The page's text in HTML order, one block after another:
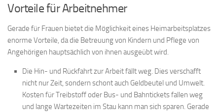
Vorteile für Arbeitnehmer
Gerade für Frauen bietet die Möglichkeit eines Heimarbeitsplatzes
enorme Vorteile, da die Betreuung von Kindern und Pflege von
Angehörigen hauptsächlich von ihnen ausgeübt wird.
Die Hin- und Rückfahrt zur Arbeit fällt weg. Dies verschafft
nicht nur Zeit, sondern schont auch Geldbeutel und Umwelt.
Kosten für Treibstoff oder Bus- und Bahntickets fallen weg
und lange Wartezeiten im Stau kann man sich sparen. Gerade